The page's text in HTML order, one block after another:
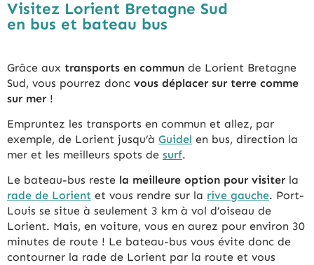
Visitez Lorient Bretagne Sud
en bus et bateau bus
Grâce aux transports en commun de Lorient Bretagne
Sud, vous pourrez donc vous déplacer sur terre comme
sur mer!
Empruntez les transports en commun et allez, par
exemple, de Lorient jusqu’à Guidel en bus, direction la
mer et les meilleurs spots de surf.
Le bateau-bus reste la meilleure option pour visiterla
rade de Lorient et vous rendre sur la rive gauche. Port-
Louis se situe à seulement 3 km à vol d’oiseau de
Lorient. Mais, en voiture, vous en aurez pour environ 30
minutes de route ! Le bateau-bus vous évite donc de
contourner la rade de Lorient par la route et vous